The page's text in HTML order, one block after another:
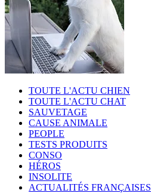
TOUTE L'ACTU CHIEN
TOUTE L'ACTU CHAT
SAUVETAGE
CAUSE ANIMALE
PEOPLE
TESTS PRODUITS
CONSO
HÉROS
INSOLITE
ACTUALITÉS FRANÇAISES